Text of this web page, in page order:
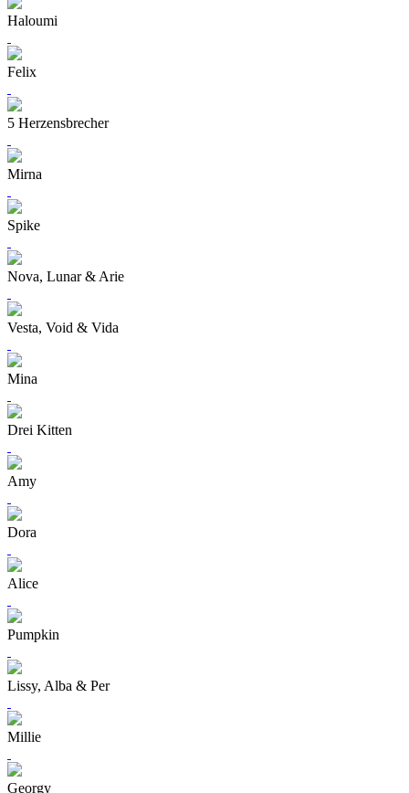
Haloumi
Felix
5 Herzensbrecher
Mirna
Spike
Nova, Lunar & Arie
Vesta, Void & Vida
Mina
Drei Kitten
Amy
Dora
Alice
Pumpkin
Lissy, Alba & Per
Millie
Georgy